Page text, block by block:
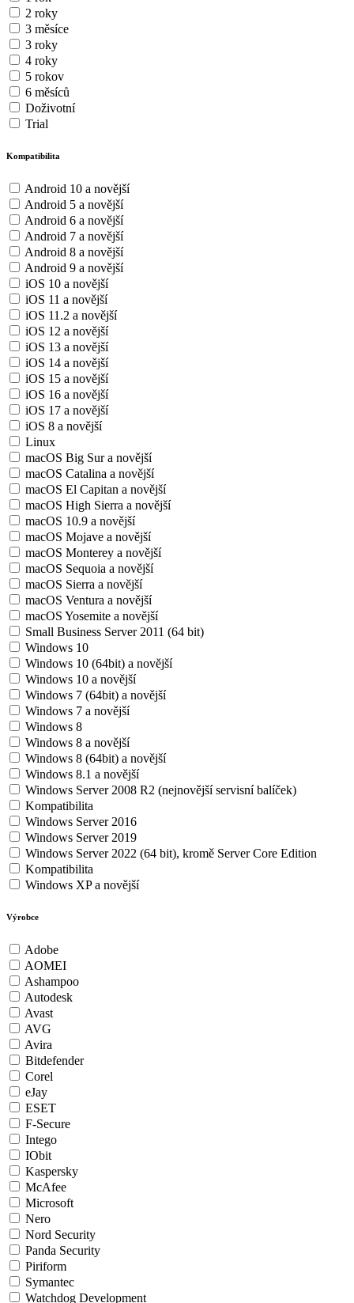
2 roky
3 měsíce
3 roky
4 roky
5 rokov
6 měsíců
Doživotní
Trial
Kompatibilita
Android 10 a novější
Android 5 a novější
Android 6 a novější
Android 7 a novější
Android 8 a novější
Android 9 a novější
iOS 10 a novější
iOS 11 a novější
iOS 11.2 a novější
iOS 12 a novější
iOS 13 a novější
iOS 14 a novější
iOS 15 a novější
iOS 16 a novější
iOS 17 a novější
iOS 8 a novější
Linux
macOS Big Sur a novější
macOS Catalina a novější
macOS El Capitan a novější
macOS High Sierra a novější
macOS 10.9 a novější
macOS Mojave a novější
macOS Monterey a novější
macOS Sequoia a novější
macOS Sierra a novější
macOS Ventura a novější
macOS Yosemite a novější
Small Business Server 2011 (64 bit)
Windows 10
Windows 10 (64bit) a novější
Windows 10 a novější
Windows 7 (64bit) a novější
Windows 7 a novější
Windows 8
Windows 8 a novější
Windows 8 (64bit) a novější
Windows 8.1 a novější
Windows Server 2008 R2 (nejnovější servisní balíček)
Kompatibilita
Windows Server 2016
Windows Server 2019
Windows Server 2022 (64 bit), kromě Server Core Edition
Kompatibilita
Windows XP a novější
Výrobce
Adobe
AOMEI
Ashampoo
Autodesk
Avast
AVG
Avira
Bitdefender
Corel
eJay
ESET
F-Secure
Intego
IObit
Kaspersky
McAfee
Microsoft
Nero
Nord Security
Panda Security
Piriform
Symantec
Watchdog Development